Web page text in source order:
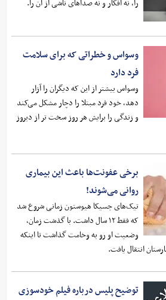
را، نه افکار و نه صداهای ناشی از آن را.
وسواس و خطراتی که برای سلامت
فرد دارد
وسواس بیشتر از این که دیگران را آزار
دهد، خود فرد مبتلا را دچار مشکل می‌کند
و زندگی را برایش هر روز سخت تر از دیروز
برخی عفونت‌ها باعث این بیماری
روانی می‌شوند!
تیک‌های جسیکا هیوستون زمانی شروع شد
که فقط ۱۲ سال داشت. با گذشت زمان،
وضعیت او رو به وخامت گذاشت تا اینکه
انتقال یافت.
توضیح پلیس درباره فیلم خودسوزی